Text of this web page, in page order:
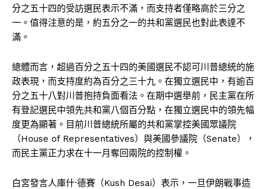
分之五十四的受訪選民表示不滿，而支持者僅略高於三分之
一。值得注意的是，約五分之一的共和黨選民也對此表達不
滿。
總體而言，超過百分之五十四的美國選民不認可川普總統的施
政表現，而支持度約為百分之三十九。在獨立選民中，有逾百
分之五十八對川普抱持負面看法。在期中選舉前，民主黨在所
有登記選民中領先共和黨八個百分點，在獨立選民中的領先幅
度更為顯著。目前川普總統所屬的共和黨掌控美國眾議院
（House of Representatives）與美國參議院（Senate），
而民主黨正力求在十一月奪回兩院的控制權。
白宮發言人庫什·德賽（Kush Desai）表示，一旦伊朗戰事造